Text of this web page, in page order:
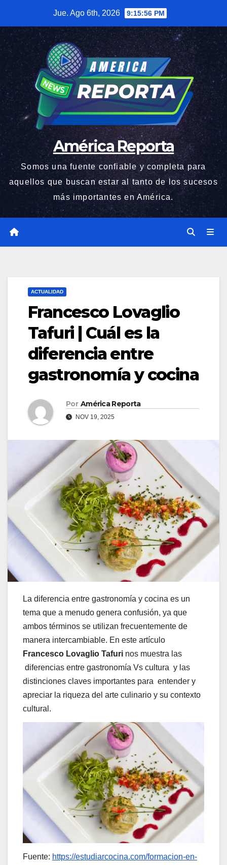
contenido
Jue. Ago 6th, 2026 9:15:57 PM
América Reporta
Somos una fuente confiable y completa para
aquellos que buscan estar al tanto de los sucesos
más importantes en América.
ACTUALIDAD
Francesco Lovaglio
Tafuri | Cuál es la
diferencia entre
gastronomía y cocina
Por América Reporta
NOV 19, 2025
La diferencia entre gastronomía y cocina es un
tema que a menudo genera confusión, ya que
ambos términos se utilizan frecuentemente de
manera intercambiable. En este artículo
Francesco Lovaglio Tafuri nos muestra las
diferencias entre gastronomía Vs cultura y las
distinciones claves importantes para entender y
apreciar la riqueza del arte culinario y su contexto
cultural.
Fuente: https://estudiarcocina.com/formacion-en-